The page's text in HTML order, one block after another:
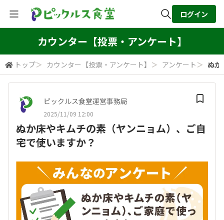
全体検索
検索
ログイン
カウンター【投票・アンケート】
トップ＞ カウンター【投票・アンケート】 ＞ アンケート ＞ ぬか
ピックルス食堂運営事務局
2025/11/09 12:00
ぬか床やキムチの素（ヤンニョム）、ご自
宅で使いますか？